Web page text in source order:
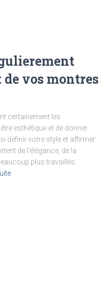
vos montres
certainement les
esthétique et de donner
définir votre style et affirmer
de l’élégance, de la
plus travaillés.